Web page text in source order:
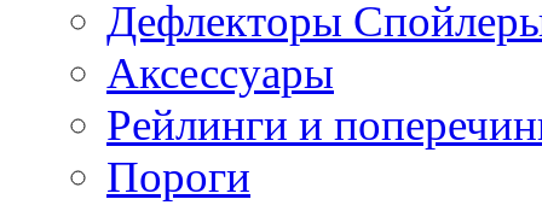
Дефлекторы
Аксессуары
Рейлинги и
Пороги